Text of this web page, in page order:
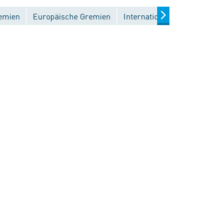
Europäische Gremien Internationale Gremien